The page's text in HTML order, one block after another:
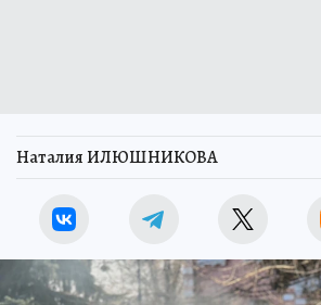
Наталия ИЛЮШНИКОВА